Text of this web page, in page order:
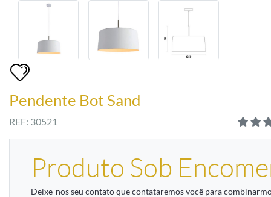
Pendente Bot Sand
REF: 30521
Produto Sob
Deixe-nos seu contato que contataremos você para